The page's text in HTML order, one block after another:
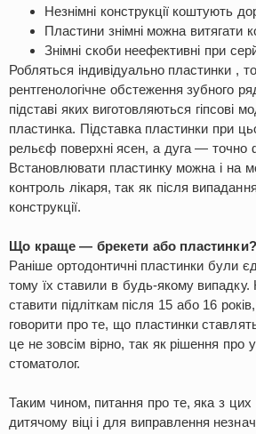
Незнімні конструкції коштують
Пластини знімні можна витягати
Знімні скоби неефективні при
Робляться індивідуально пластинки ,
рентгенологічне обстеження зубного
підставі яких виготовляються
пластинка. Підставка пластинки при
рельєф поверхні ясен, а дуга — точно
Встановлювати пластинку можна і на
контроль лікаря, так як після
конструкції.
Що краще — брекети або пластинки?
Раніше ортодонтичні пластинки були
тому їх ставили в будь-якому
ставити підліткам після 15 або 16
говорити про те, що пластинки
це не зовсім вірно, так як рішення
стоматолог.
Таким чином, питання про те, яка з
дитячому віці і для виправлення